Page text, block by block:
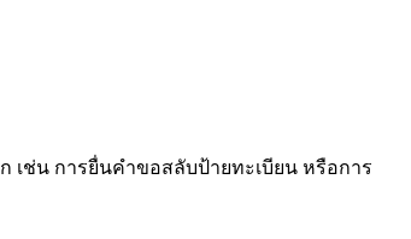
เช่น การยื่นคำขอสลับป้ายทะเบียน หรือการ